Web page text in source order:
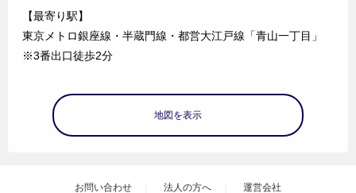
【最寄り駅】
東京メトロ銀座線・半蔵門線・都営大江戸線「青山一丁目」
※3番出口徒歩2分
地図を表示
お問い合わせ 法人の方へ 運営会社